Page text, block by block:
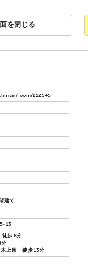
を閉じる
room/212545
建て
5-13
徒歩 8分
分
上原」 徒歩 13分